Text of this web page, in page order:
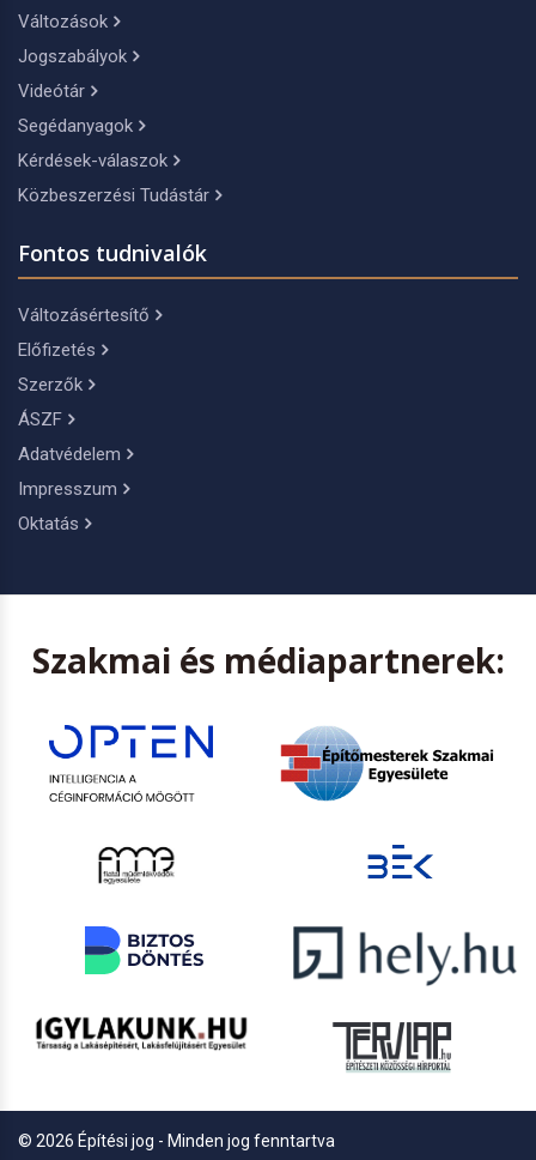
Változások
Jogszabályok
Videótár
Segédanyagok
Kérdések-válaszok
Közbeszerzési Tudástár
Fontos tudnivalók
Változásértesítő
Előfizetés
Szerzők
ÁSZF
Adatvédelem
Impresszum
Oktatás
Szakmai és médiapartnerek:
© 2026 Építési jog - Minden jog fenntartva